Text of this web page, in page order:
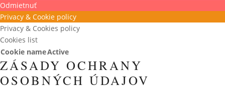
Odmietnuť
Privacy & Cookie policy
Privacy & Cookies policy
Cookies list
Cookie nameActive
ZÁSADY OCHRANY
OSOBNÝCH ÚDAJOV